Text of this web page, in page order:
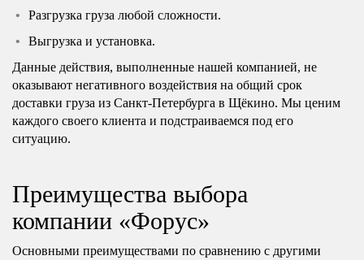
Разгрузка груза любой сложности.
Выгрузка и установка.
Данные действия, выполненные нашей компанией, не
оказывают негативного воздействия на общий срок
доставки груза из Санкт-Петербурга в Щёкино. Мы ценим
каждого своего клиента и подстраиваемся под его
ситуацию.
Преимущества выбора
компании «Форус»
Основными преимуществами по сравнению с другими